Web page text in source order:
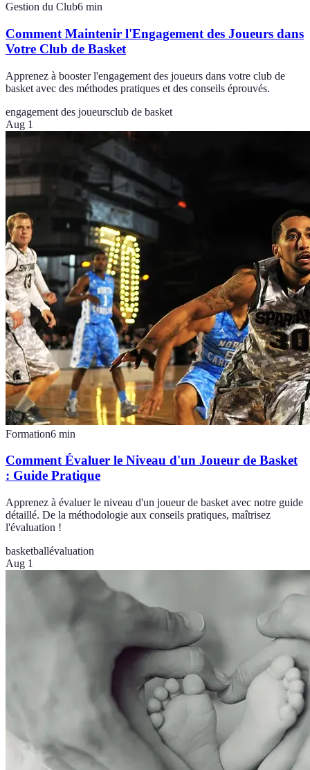
Gestion du Club6 min
Comment Maintenir l'Engagement des Joueurs dans
Votre Club de Basket
Apprenez à booster l'engagement des joueurs dans votre club de
basket avec des méthodes pratiques et des conseils éprouvés.
engagement des joueursclub de basket
Aug 1
Formation6 min
Comment Évaluer le Niveau d'un Joueur de Basket
: Guide Pratique
Apprenez à évaluer le niveau d'un joueur de basket avec notre guide
détaillé. De la méthodologie aux conseils pratiques, maîtrisez
l'évaluation !
basketballévaluation
Aug 1